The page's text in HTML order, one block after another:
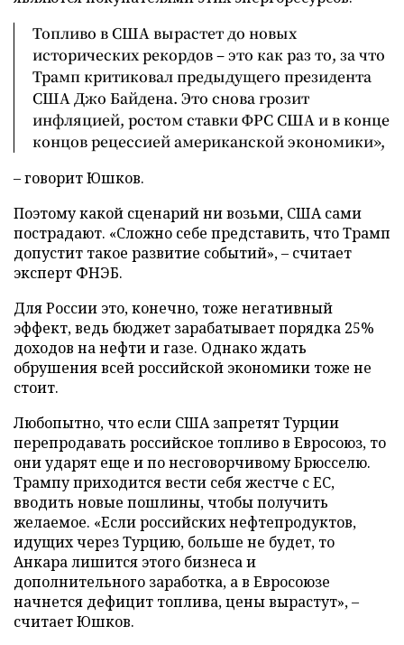
Топливо в США вырастет до новых
исторических рекордов – это как раз то, за что
Трамп критиковал предыдущего президента
США Джо Байдена. Это снова грозит
инфляцией, ростом ставки ФРС США и в конце
концов рецессией американской экономики»,
– говорит Юшков.
Поэтому какой сценарий ни возьми, США сами
пострадают. «Сложно себе представить, что Трамп
допустит такое развитие событий», – считает
эксперт ФНЭБ.
Для России это, конечно, тоже негативный
эффект, ведь бюджет зарабатывает порядка 25%
доходов на нефти и газе. Однако ждать
обрушения всей российской экономики тоже не
стоит.
Любопытно, что если США запретят Турции
перепродавать российское топливо в Евросоюз, то
они ударят еще и по несговорчивому Брюсселю.
Трампу приходится вести себя жестче с ЕС,
вводить новые пошлины, чтобы получить
желаемое. «Если российских нефтепродуктов,
идущих через Турцию, больше не будет, то
Анкара лишится этого бизнеса и
дополнительного заработка, а в Евросоюзе
начнется дефицит топлива, цены вырастут», –
считает Юшков.